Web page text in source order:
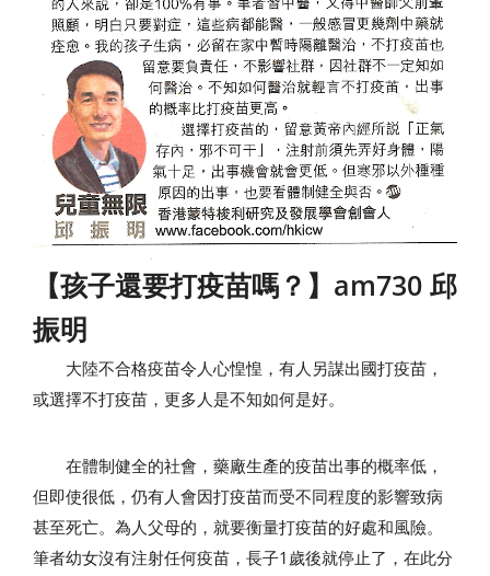
【孩子還要打疫苗嗎？】am730 邱
振明
大陸不合格疫苗令人心惶惶，有人另謀出國打疫苗，
或選擇不打疫苗，更多人是不知如何是好。
在體制健全的社會，藥廠生產的疫苗出事的概率低，
但即使很低，仍有人會因打疫苗而受不同程度的影響致病
甚至死亡。為人父母的，就要衡量打疫苗的好處和風險。
筆者幼女沒有注射任何疫苗，長子1 歲後就停止了，在此分